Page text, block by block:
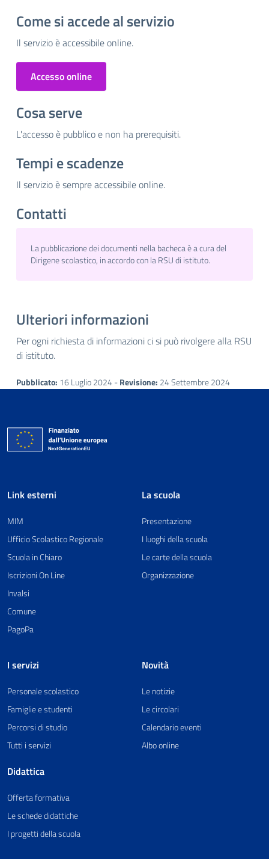
Come si accede al servizio
Il servizio è accessibile online.
Accesso online
Cosa serve
L'accesso è pubblico e non ha prerequisiti.
Tempi e scadenze
Il servizio è sempre accessibile online.
Contatti
La pubblicazione dei documenti nella bacheca è a cura del
Dirigene scolastico, in accordo con la RSU di istituto.
Ulteriori informazioni
Per ogni richiesta di informazioni ci si può rivolgere alla RSU
di istituto.
Pubblicato: 16 Luglio 2024 -Revisione: 24 Settembre 2024
Link esterni
MIM
Ufficio Scolastico Regionale
Scuola in Chiaro
Iscrizioni On Line
Invalsi
Comune
PagoPa
La scuola
Presentazione
I luoghi della scuola
Le carte della scuola
Organizzazione
I servizi
Personale scolastico
Famiglie e studenti
Percorsi di studio
Tutti i servizi
Didattica
Offerta formativa
Le schede didattiche
I progetti della scuola
Novità
Le notizie
Le circolari
Calendario eventi
Albo online